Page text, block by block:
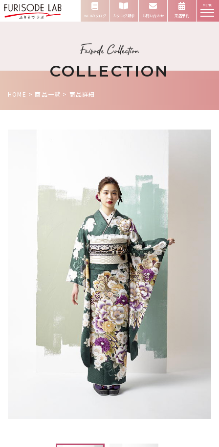
WEBカタログ カタログ請求 お問い合わせ 来店予約
MENU
COLLECTION
HOME > 商品一覧 > 商品詳細